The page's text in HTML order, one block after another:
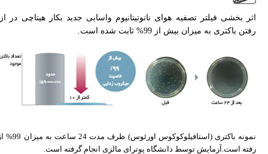
اثر بخشی فیلتر تصفیه هوای نانوتیتانیوم واسابی جدید بکار هیتاچی در
رفتن باکتری به میزان بیش از 99% ثابت شده است.
نمونه باکتری (استافیلوکوکوس
رفته است.آزمایش توسط دانشگاه پوترای مالزی انجام گرفته است.